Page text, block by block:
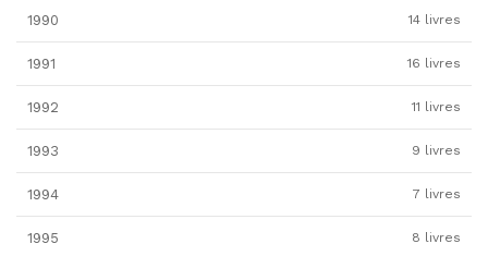
1990 14 livres
1991 16 livres
1992 11 livres
1993 9 livres
1994 7 livres
1995 8 livres